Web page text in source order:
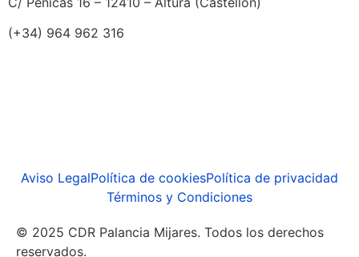
(+34) 964 962 316
© 2025 CDR Palancia Mijares. Todos los derechos
reservados.
Aviso LegalPolítica de cookiesPolítica de privacidad
Términos y Condiciones